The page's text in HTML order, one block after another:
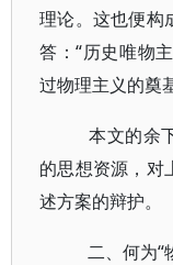
理论。这也便构
答：“历史唯物
过物理主义的奠
本文的余
的思想资源，对
述方案的辩护。
二、何为“